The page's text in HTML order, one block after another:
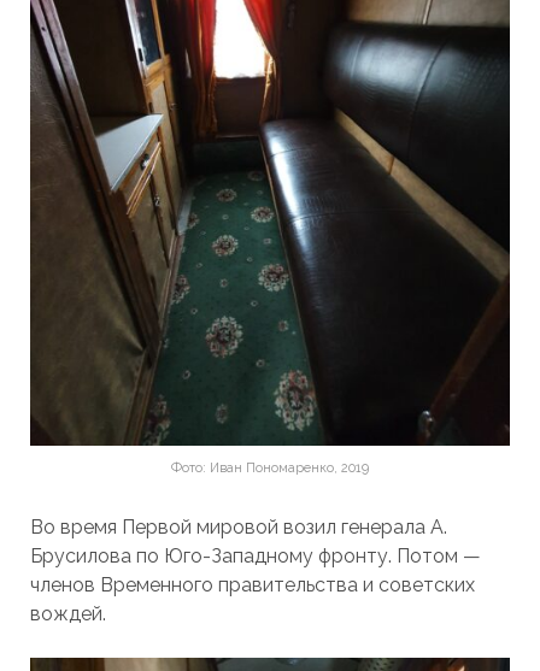
Фото: Иван Пономаренко, 2019
Во время Первой мировой возил генерала А.
Брусилова по Юго-Западному фронту. Потом —
членов Временного правительства и советских
вождей.